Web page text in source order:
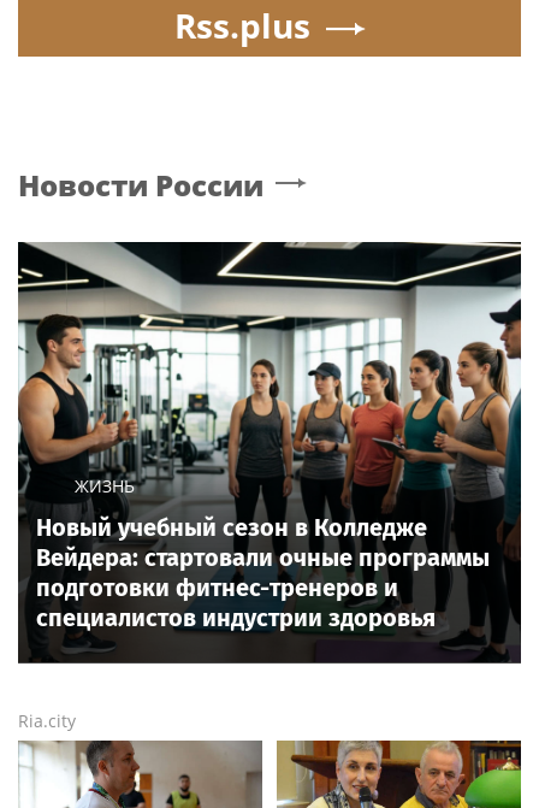
Rss.plus
Новости России
ЖИЗНЬ
Новый учебный сезон в Колледже
Вейдера: стартовали очные программы
подготовки фитнес-тренеров и
специалистов индустрии здоровья
Ria.city